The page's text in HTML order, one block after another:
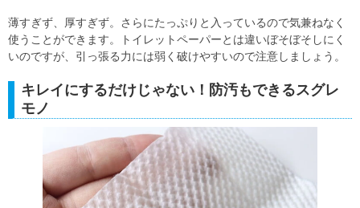
薄すぎず、厚すぎず。さらにたっぷりと入っているので気兼ねなく
使うことができます。トイレットペーパーとは違いぼそぼそしにく
いのですが、引っ張る力には弱く破けやすいので注意しましょう。
キレイにするだけじゃない！防汚もできるスグレ
モノ